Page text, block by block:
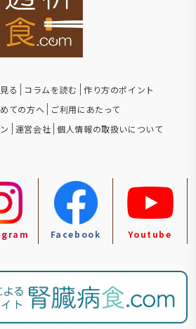
る コラムを読む
作り方のポイント
ての方へ
ご利用にあたって
運営会社 個人情報の取扱いについて
Facebook Youtube